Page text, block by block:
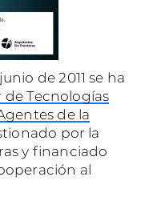
de 2011 se ha
de Tecnologías
de la
por la
y financiado
al